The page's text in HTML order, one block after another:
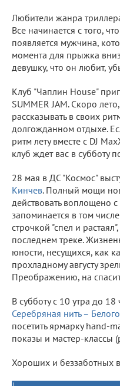
Любители жанра
Все начинается с того,
появляется мужчина,
момента для прыжка
девушку, что он любит,
Клуб "Чаплин House"
SUMMER JAM. Скоро
рассказывать в своих
долгожданном отдыхе.
ритм лету вместе с DJ
клуб ждет вас в субботу
28 мая в ДС "Космос"
Кинчев. Полный мощи
действовать воплощено
запоминается в том
строчкой "спел и
последнем треке.
юности, несущихся, как
прохладному августу
Преображению, на
В субботу с 10 утра до
Серебряная нить –
посетить ярмарку hand-
показы и мастер-классы
Хороших и беззаботных